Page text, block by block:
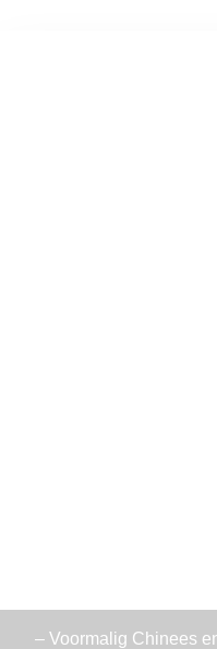
– Voormalig Chinees